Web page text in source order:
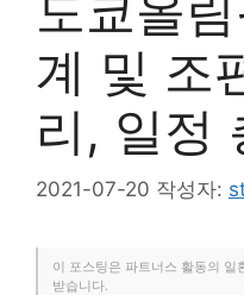
계 및 조
리, 일정
2021-07-20 작성자:
이 포스팅은 파트너스 활동의 일
받습니다.